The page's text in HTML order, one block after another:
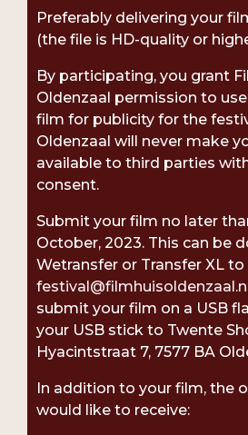
Preferably delivering your
(the file is HD-quality or
By participating, you grant
Oldenzaal permission to
film for publicity for the
Oldenzaal will never make
available to third parties
consent.
Submit your film no later
October, 2023. This can be
Wetransfer or Transfer XL to
submit your film on a USB
your USB stick to Twente
Hyacintstraat 7, 7577 BA
In addition to your film, the
would like to receive: